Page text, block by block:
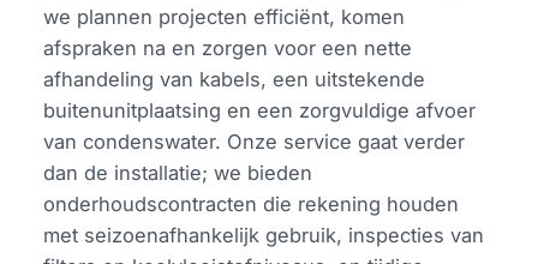
we plannen projecten efficiënt, komen
afspraken na en zorgen voor een nette
afhandeling van kabels, een uitstekende
buitenunitplaatsing en een zorgvuldige afvoer
van condenswater. Onze service gaat verder
dan de installatie; we bieden
onderhoudscontracten die rekening houden
met seizoenafhankelijk gebruik, inspecties van